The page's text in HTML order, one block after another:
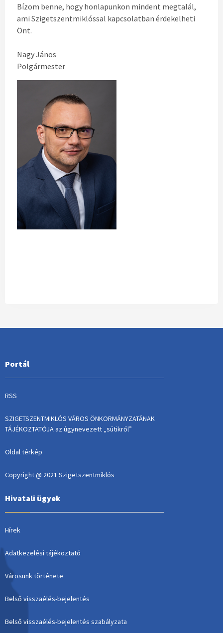
Bízom benne, hogy honlapunkon mindent megtalál,
ami Szigetszentmiklóssal kapcsolatban érdekelheti
Önt.
Nagy János
Polgármester
Portál
RSS
SZIGETSZENTMIKLÓS VÁROS ÖNKORMÁNYZATÁNAK
TÁJÉKOZTATÓJA az úgynevezett „sütikről”
Oldal térkép
Copyright @ 2021 Szigetszentmiklós
Hivatali ügyek
Hírek
Adatkezelési tájékoztató
Városunk története
Belső visszaélés-bejelentés
Belső visszaélés-bejelentés szabályzata